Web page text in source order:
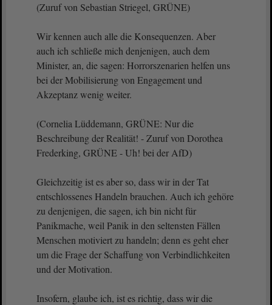
(Zuruf von Sebastian Striegel, GRÜNE)
Wir kennen auch alle die Konsequenzen. Aber
auch ich schließe mich denjenigen, auch dem
Minister, an, die sagen: Horrorszenarien helfen uns
bei der Mobilisierung von Engagement und
Akzeptanz wenig weiter.
(Cornelia Lüddemann, GRÜNE: Nur die
Beschreibung der Realität! - Zuruf von Dorothea
Frederking, GRÜNE - Uh! bei der AfD)
Gleichzeitig ist es aber so, dass wir in der Tat
entschlossenes Handeln brauchen. Auch ich gehöre
zu denjenigen, die sagen, ich bin nicht für
Panikmache, weil Panik in den seltensten Fällen
Menschen motiviert zu handeln; denn es geht eher
um die Frage der Schaffung von Verbindlichkeiten
und der Motivation.
Insofern, glaube ich, ist es richtig, dass wir die